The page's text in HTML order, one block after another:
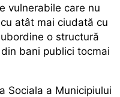
vulnerabile care nu
atât mai ciudată cu
o structură
bani publici tocmai
Sociala a Municipiului